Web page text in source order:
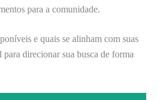
para a comunidade.
e quais se alinham com suas
direcionar sua busca de forma